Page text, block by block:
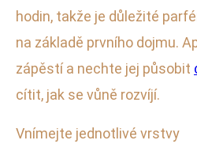
hodin, takže je důležité
na základě prvního dojmu.
zápěstí a nechte jej působit
cítit, jak se vůně rozvíjí.
Vnímejte jednotlivé vrstvy